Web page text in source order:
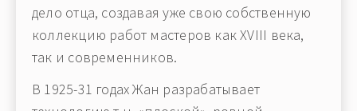
дело отца, создавая уже свою собственную
коллекцию работ мастеров как XVIII века,
так и современников.
В 1925-31 годах Жан разрабатывает